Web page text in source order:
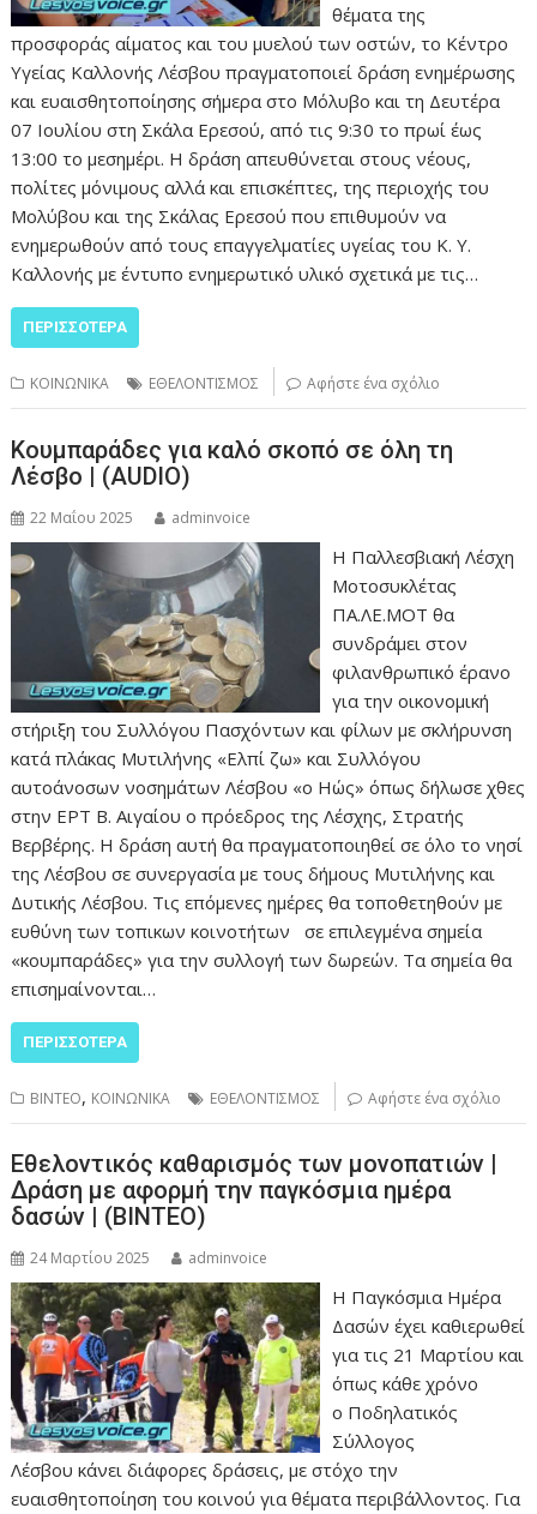
θέματα της
προσφοράς αίματος και του μυελού των οστών, το Κέντρο
Υγείας Καλλονής Λέσβου πραγματοποιεί δράση ενημέρωσης
και ευαισθητοποίησης σήμερα στο Μόλυβο και τη Δευτέρα
07 Ιουλίου στη Σκάλα Ερεσού, από τις 9:30 το πρωί έως
13:00 το μεσημέρι. Η δράση απευθύνεται στους νέους,
πολίτες μόνιμους αλλά και επισκέπτες, της περιοχής του
Μολύβου και της Σκάλας Ερεσού που επιθυμούν να
ενημερωθούν από τους επαγγελματίες υγείας του Κ. Υ.
Καλλονής με έντυπο ενημερωτικό υλικό σχετικά με τις…
ΠΕΡΙΣΣΌΤΕΡΑ
ΚΟΙΝΩΝΙΚΑ ΕΘΕΛΟΝΤΙΣΜΟΣ Αφήστε ένα σχόλιο
Κουμπαράδες για καλό σκοπό σε όλη τη
Λέσβο | (AUDIO)
22 Μαΐου 2025 adminvoice
Η Παλλεσβιακή Λέσχη
Μοτοσυκλέτας
ΠΑ.ΛΕ.ΜΟΤ θα
συνδράμει στον
φιλανθρωπικό έρανο
για την οικονομική
στήριξη του Συλλόγου Πασχόντων και φίλων με σκλήρυνση
κατά πλάκας Μυτιλήνης «Ελπί ζω» και Συλλόγου
αυτοάνοσων νοσημάτων Λέσβου «ο Ηώς» όπως δήλωσε χθες
στην ΕΡΤ Β. Αιγαίου ο πρόεδρος της Λέσχης, Στρατής
Βερβέρης. Η δράση αυτή θα πραγματοποιηθεί σε όλο το νησί
της Λέσβου σε συνεργασία με τους δήμους Μυτιλήνης και
Δυτικής Λέσβου. Τις επόμενες ημέρες θα τοποθετηθούν με
ευθύνη των τοπικων κοινοτήτων σε επιλεγμένα σημεία
«κουμπαράδες» για την συλλογή των δωρεών. Τα σημεία θα
επισημαίνονται…
ΠΕΡΙΣΣΌΤΕΡΑ
ΒΙΝΤΕΟ, ΚΟΙΝΩΝΙΚΑ ΕΘΕΛΟΝΤΙΣΜΟΣ Αφήστε ένα σχόλιο
Εθελοντικός καθαρισμός των μονοπατιών |
Δράση με αφορμή την παγκόσμια ημέρα
δασών | (ΒΙΝΤΕΟ)
24 Μαρτίου 2025 adminvoice
Η Παγκόσμια Ημέρα
Δασών έχει καθιερωθεί
για τις 21 Μαρτίου και
όπως κάθε χρόνο
ο Ποδηλατικός
Σύλλογος
Λέσβου κάνει διάφορες δράσεις, με στόχο την
ευαισθητοποίηση του κοινού για θέματα περιβάλλοντος. Για